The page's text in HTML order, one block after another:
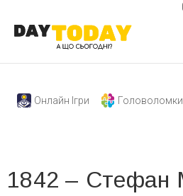
Онлайн Ігри Головоломки
1842 – Стефан